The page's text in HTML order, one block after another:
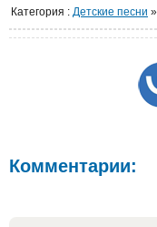
Категория : Детские песни »
Комментарии: